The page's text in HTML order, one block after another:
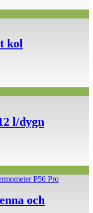
kol
l/dygn
och